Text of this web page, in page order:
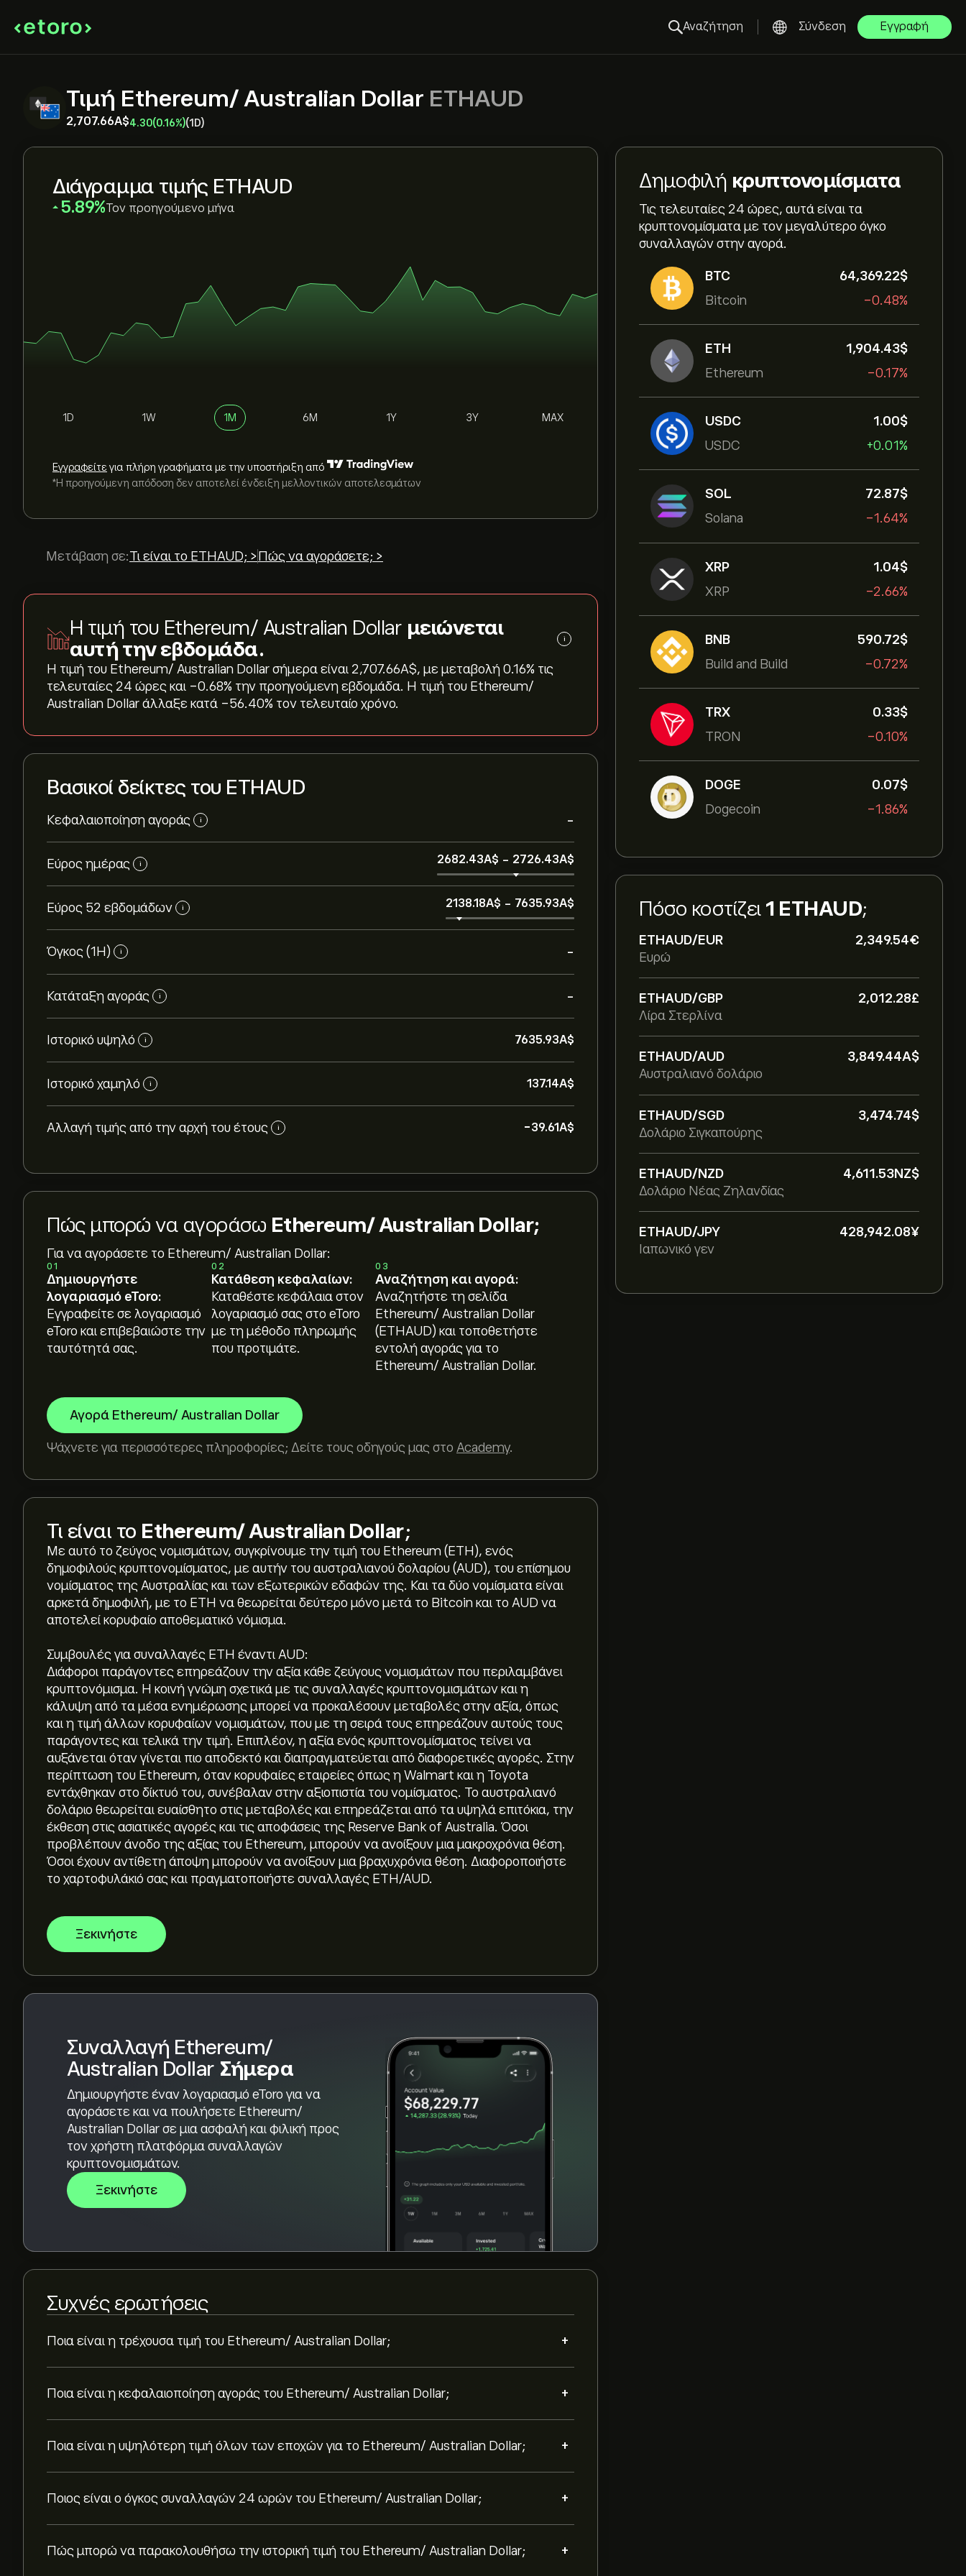
Αναζήτηση Σύνδεση Εγγραφή
Τιμή Ethereum/ Australian Dollar ETHAUD
2,707.66‎A$‎4.30(0.16%)(1D)
Δημοφιλή κρυπτονομίσματα
Τις τελευταίες 24 ώρες, αυτά είναι τα
κρυπτονομίσματα με τον μεγαλύτερο όγκο
συναλλαγών στην αγορά.
BTC
Bitcoin
64,369.22‎$‎
-0.48%
ETH
Ethereum
1,904.43‎$‎
-0.17%
USDC
USDC
1.00‎$‎
+0.01%
SOL
Solana
72.87‎$‎
-1.64%
XRP
XRP
1.04‎$‎
-2.66%
BNB
Build and Build
590.72‎$‎
-0.72%
TRX
TRON
0.33‎$‎
-0.10%
DOGE
Dogecoin
0.07‎$‎
-1.86%
Πόσο κοστίζει 1 ETHAUD;
ETHAUD/EUR
2,349.54‎€‎
Ευρώ
ETHAUD/GBP
2,012.28‎£‎
Λίρα Στερλίνα
ETHAUD/AUD
3,849.44‎A$‎
Αυστραλιανό δολάριο
ETHAUD/SGD
3,474.74‎$‎
Δολάριο Σιγκαπούρης
ETHAUD/NZD
4,611.53‎NZ$‎
Δολάριο Νέας Ζηλανδίας
ETHAUD/JPY
428,942.08‎¥‎
Ιαπωνικό γεν
Διάγραμμα τιμής ETHAUD
‎5.89‎ Τον προηγούμενο μήνα
1D 1W 1M 6M 1Y 3Y MAX
Εγγραφείτε για πλήρη γραφήματα με την υποστήριξη από
*Η προηγούμενη απόδοση δεν αποτελεί ένδειξη μελλοντικών αποτελεσμάτων
Μετάβαση σε:Τι είναι το ETHAUD; > Πώς να αγοράσετε; >
Η τιμή του Ethereum/ Australian Dollar μειώνεται
αυτή την εβδομάδα.
i
Η τιμή του Ethereum/ Australian Dollar σήμερα είναι 2,707.66‎A$‎, με μεταβολή ‎0.16‎% τις
τελευταίες 24 ώρες και ‎-0.68‎% την προηγούμενη εβδομάδα. Η τιμή του Ethereum/
Australian Dollar άλλαξε κατά ‎-56.40‎% τον τελευταίο χρόνο.
Βασικοί δείκτες του ETHAUD
Κεφαλαιοποίηση αγοράς i -
Εύρος ημέρας i 2682.43‎A$‎ - 2726.43‎A$‎
Εύρος 52 εβδομάδων i 2138.18‎A$‎ - 7635.93‎A$‎
Όγκος (1Η) i -
Κατάταξη αγοράς i -
Ιστορικό υψηλό i 7635.93‎A$‎
Ιστορικό χαμηλό i 137.14‎A$‎
Αλλαγή τιμής από την αρχή του έτους i -39.61‎A$‎
Πώς μπορώ να αγοράσω Ethereum/ Australian Dollar;
Για να αγοράσετε το Ethereum/ Australian Dollar:
01
Δημιουργήστε
λογαριασμό eToro:
Εγγραφείτε σε λογαριασμό
eToro και επιβεβαιώστε την
ταυτότητά σας.
02
Κατάθεση κεφαλαίων:
Καταθέστε κεφάλαια στον
λογαριασμό σας στο eToro
με τη μέθοδο πληρωμής
που προτιμάτε.
03
Αναζήτηση και αγορά:
Αναζητήστε τη σελίδα
Ethereum/ Australian Dollar
(ETHAUD) και τοποθετήστε
εντολή αγοράς για το
Ethereum/ Australian Dollar.
Αγορά Ethereum/ Australian Dollar
Ψάχνετε για περισσότερες πληροφορίες; Δείτε τους οδηγούς μας στο Academy.
Τι είναι το Ethereum/ Australian Dollar;
Με αυτό το ζεύγος νομισμάτων, συγκρίνουμε την τιμή του Ethereum (ETH), ενός
δημοφιλούς κρυπτονομίσματος, με αυτήν του αυστραλιανού δολαρίου (AUD), του επίσημου
νομίσματος της Αυστραλίας και των εξωτερικών εδαφών της. Και τα δύο νομίσματα είναι
αρκετά δημοφιλή, με το ETH να θεωρείται δεύτερο μόνο μετά το Bitcoin και το AUD να
αποτελεί κορυφαίο αποθεματικό νόμισμα.
Συμβουλές για συναλλαγές ETH έναντι AUD:
Διάφοροι παράγοντες επηρεάζουν την αξία κάθε ζεύγους νομισμάτων που περιλαμβάνει
κρυπτονόμισμα. Η κοινή γνώμη σχετικά με τις συναλλαγές κρυπτονομισμάτων και η
κάλυψη από τα μέσα ενημέρωσης μπορεί να προκαλέσουν μεταβολές στην αξία, όπως
και η τιμή άλλων κορυφαίων νομισμάτων, που με τη σειρά τους επηρεάζουν αυτούς τους
παράγοντες και τελικά την τιμή. Επιπλέον, η αξία ενός κρυπτονομίσματος τείνει να
αυξάνεται όταν γίνεται πιο αποδεκτό και διαπραγματεύεται από διαφορετικές αγορές. Στην
περίπτωση του Ethereum, όταν κορυφαίες εταιρείες όπως η Walmart και η Toyota
εντάχθηκαν στο δίκτυό του, συνέβαλαν στην αξιοπιστία του νομίσματος. Το αυστραλιανό
δολάριο θεωρείται ευαίσθητο στις μεταβολές και επηρεάζεται από τα υψηλά επιτόκια, την
έκθεση στις ασιατικές αγορές και τις αποφάσεις της Reserve Bank of Australia. Όσοι
προβλέπουν άνοδο της αξίας του Ethereum, μπορούν να ανοίξουν μια μακροχρόνια θέση.
Όσοι έχουν αντίθετη άποψη μπορούν να ανοίξουν μια βραχυχρόνια θέση. Διαφοροποιήστε
το χαρτοφυλάκιό σας και πραγματοποιήστε συναλλαγές ETH/AUD.
Ξεκινήστε
Συναλλαγή Ethereum/
Australian Dollar Σήμερα
Δημιουργήστε έναν λογαριασμό eToro για να
αγοράσετε και να πουλήσετε Ethereum/
Australian Dollar σε μια ασφαλή και φιλική προς
τον χρήστη πλατφόρμα συναλλαγών
κρυπτονομισμάτων.
Ξεκινήστε
Συχνές ερωτήσεις
Ποια είναι η τρέχουσα τιμή του Ethereum/ Australian Dollar; +
Η τρέχουσα τιμή του Ethereum/ Australian Dollar (ETHAUD) είναι 2,707.66‎A$‎
Ποια είναι η κεφαλαιοποίηση αγοράς του Ethereum/ Australian Dollar; +
Η κεφαλαιοποίηση αγοράς του Ethereum/ Australian Dollar είναι (Τα δεδομένα δεν είναι
διαθέσιμα αυτή τη στιγμή)
Ποια είναι η υψηλότερη τιμή όλων των εποχών για το Ethereum/ Australian Dollar; +
Το ιστορικό υψηλό του Ethereum/ Australian Dollar είναι 7,635.93‎A$‎
Ποιος είναι ο όγκος συναλλαγών 24 ωρών του Ethereum/ Australian Dollar; +
Το Ethereum/ Australian Dollar έχει όγκο συναλλαγών 24 ωρών (Τα δεδομένα δεν είναι
διαθέσιμα αυτή τη στιγμή)
Πώς μπορώ να παρακολουθήσω την ιστορική τιμή του Ethereum/ Australian Dollar; +
Για να αγοράσετε Ethereum/ Australian Dollar, επισκεφθείτε τη σελίδα "Ethereum/
Australian Dollar (ETHAUD)". Αφού δημιουργήσετε λογαριασμό και καταθέσετε κεφάλαια,
κάντε κλικ στο κουμπί "Trade" και επιλέξτε πόσα Ethereum/ Australian Dollar θέλετε να
αγοράσετε. Μπορείτε επίσης να καταχωρίσετε εντολή για να αγοράσετε Ethereum/
Australian Dollar (ETHAUD) σε συγκεκριμένη τιμή στο μέλλον.